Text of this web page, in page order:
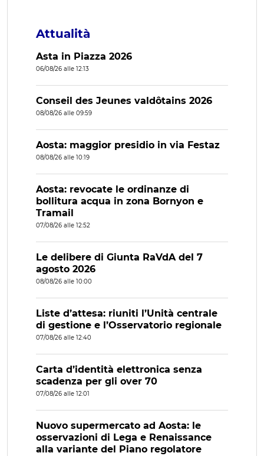
Attualità
Asta in Piazza 2026
06/08/26 alle 12:13
Conseil des Jeunes valdôtains 2026
08/08/26 alle 09:59
Aosta: maggior presidio in via Festaz
08/08/26 alle 10:19
Aosta: revocate le ordinanze di
bollitura acqua in zona Bornyon e
Tramail
07/08/26 alle 12:52
Le delibere di Giunta RaVdA del 7
agosto 2026
08/08/26 alle 10:00
Liste d’attesa: riuniti l’Unità centrale
di gestione e l’Osservatorio regionale
07/08/26 alle 12:40
Carta d’identità elettronica senza
scadenza per gli over 70
07/08/26 alle 12:01
Nuovo supermercato ad Aosta: le
osservazioni di Lega e Renaissance
alla variante del Piano regolatore